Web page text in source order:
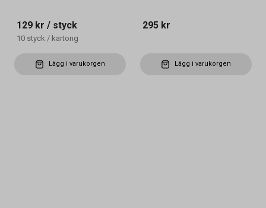
129 kr / styck
10 styck / kartong
Lägg i varukorgen
295 kr
Lägg i varukorgen